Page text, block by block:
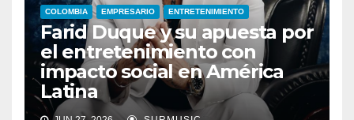
COLOMBIA EMPRESARIO ENTRETENIMIENTO
Farid Duque y su apuesta por
el entretenimiento con
impacto social en América
Latina